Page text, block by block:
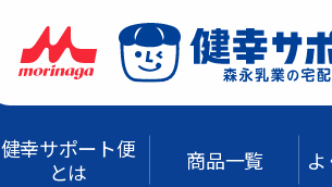
健幸サポート便
とは
商品一覧